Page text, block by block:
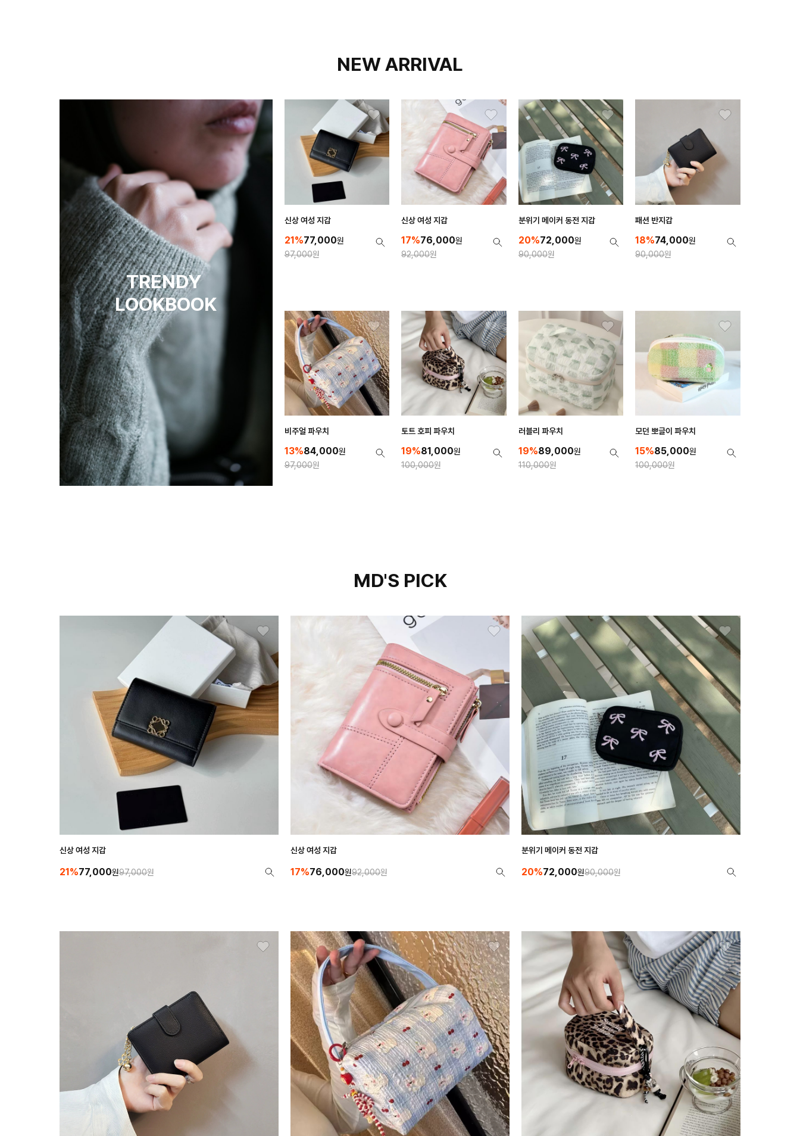
NEW ARRIVAL
TRENDY
LOOKBOOK
신상 여성 지갑
21%77,000원
97,000원
신상 여성 지갑
17%76,000원
92,000원
분위기 메이커 동전 지갑
20%72,000원
90,000원
패션 반지갑
18%74,000원
90,000원
비주얼 파우치
13%84,000원
97,000원
토트 호피 파우치
19%81,000원
100,000원
러블리 파우치
19%89,000원
110,000원
모던 뽀글이 파우치
15%85,000원
100,000원
MD'S PICK
신상 여성 지갑
21%77,000원97,000원
신상 여성 지갑
17%76,000원92,000원
분위기 메이커 동전 지갑
20%72,000원90,000원